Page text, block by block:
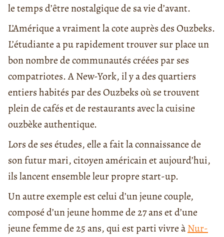
le temps d’être nostalgique de sa vie d’avant.
L’Amérique a vraiment la cote auprès des Ouzbeks.
L’étudiante a pu rapidement trouver sur place un
bon nombre de communautés créées par ses
compatriotes. A New-York, il y a des quartiers
entiers habités par des Ouzbeks où se trouvent
plein de cafés et de restaurants avec la cuisine
ouzbèke authentique.
Lors de ses études, elle a fait la connaissance de
son futur mari, citoyen américain et aujourd’hui,
ils lancent ensemble leur propre start-up.
Un autre exemple est celui d’un jeune couple,
composé d’un jeune homme de 27 ans et d’une
jeune femme de 25 ans, qui est parti vivre àNur-